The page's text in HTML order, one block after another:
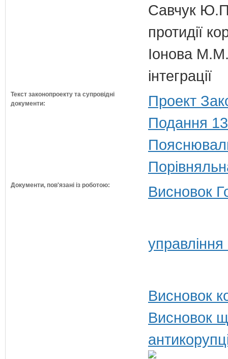
Савчук Ю.П.
протидії
Іонова М.М.
інтеграції
Текст законопроекту та супровідні
документи:
Проект
Подання
Документи, пов'язані із роботою: Висновок
Висновок
Висновок